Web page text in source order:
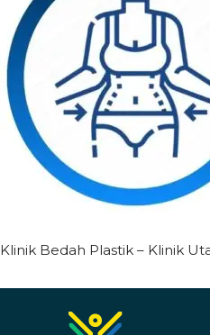
Klinik Bedah Plastik – Klinik